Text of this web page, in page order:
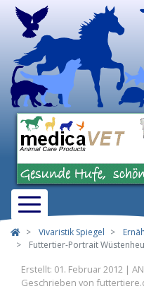
Vivaristik Spiegel
Futtertier-Portrait
Erstellt: 01. Februar 2012
Geschrieben von